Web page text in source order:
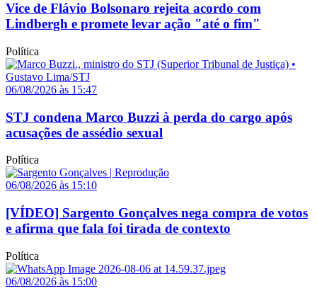
Vice de Flávio Bolsonaro rejeita acordo com
Lindbergh e promete levar ação "até o fim"
Política
06/08/2026 às 15:47
STJ condena Marco Buzzi à perda do cargo após
acusações de assédio sexual
Política
06/08/2026 às 15:10
[VÍDEO] Sargento Gonçalves nega compra de votos
e afirma que fala foi tirada de contexto
Política
06/08/2026 às 15:00